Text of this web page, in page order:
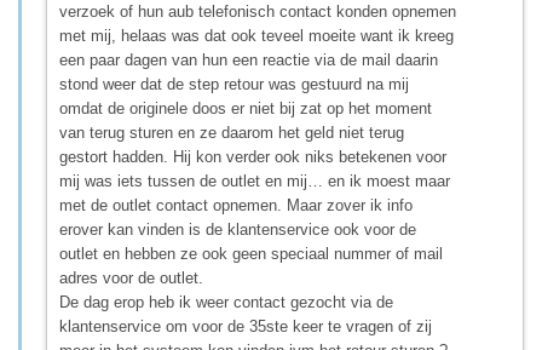
verzoek of hun aub telefonisch contact konden opnemen
met mij, helaas was dat ook teveel moeite want ik kreeg
een paar dagen van hun een reactie via de mail daarin
stond weer dat de step retour was gestuurd na mij
omdat de originele doos er niet bij zat op het moment
van terug sturen en ze daarom het geld niet terug
gestort hadden. Hij kon verder ook niks betekenen voor
mij was iets tussen de outlet en mij… en ik moest maar
met de outlet contact opnemen. Maar zover ik info
erover kan vinden is de klantenservice ook voor de
outlet en hebben ze ook geen speciaal nummer of mail
adres voor de outlet.
De dag erop heb ik weer contact gezocht via de
klantenservice om voor de 35ste keer te vragen of zij